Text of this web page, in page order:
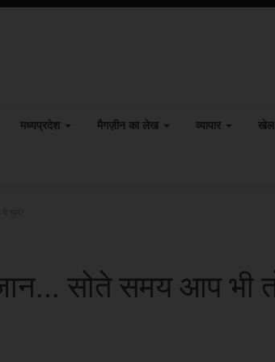
मध्यप्रदेश मैगज़ीन का लेख व्यापार खेल
सोते समय आप भी